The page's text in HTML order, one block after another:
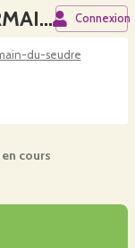
La Ferme Vegebio - ST-GERMAIN-DU-SEUDRE Connexion
du-seudre
cours